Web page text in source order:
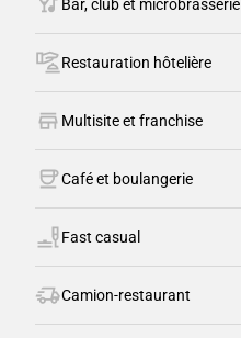
Bar, club et microbrasserie
Restauration hôtelière
Multisite et franchise
Café et boulangerie
Fast casual
Camion-restaurant